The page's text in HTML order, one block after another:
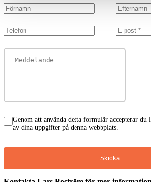
Genom att använda detta formulär accepterar du
av dina uppgifter på denna webbplats.
Skicka